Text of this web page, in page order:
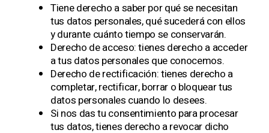
Tiene derecho a saber por qué se necesitan
tus datos personales, qué sucederá con ellos
y durante cuánto tiempo se conservarán.
Derecho de acceso: tienes derecho a acceder
a tus datos personales que conocemos.
Derecho de rectificación: tienes derecho a
completar, rectificar, borrar o bloquear tus
datos personales cuando lo desees.
Si nos das tu consentimiento para procesar
tus datos, tienes derecho a revocar dicho